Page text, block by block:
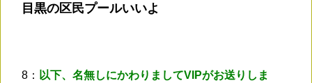
目黒の区民プールいいよ
8： 以下、名無しにかわりましてVIPがお送りしま